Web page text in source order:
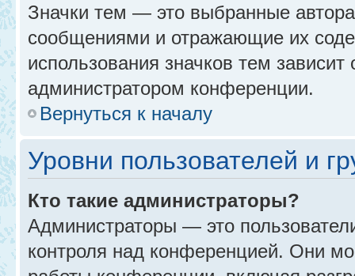
Значки тем — это выбранные
сообщениями и отражающие их
использования значков тем
администратором конференции.
Вернуться к началу
Уровни пользователей и
Кто такие администраторы?
Администраторы — это
контроля над конференцией. Они